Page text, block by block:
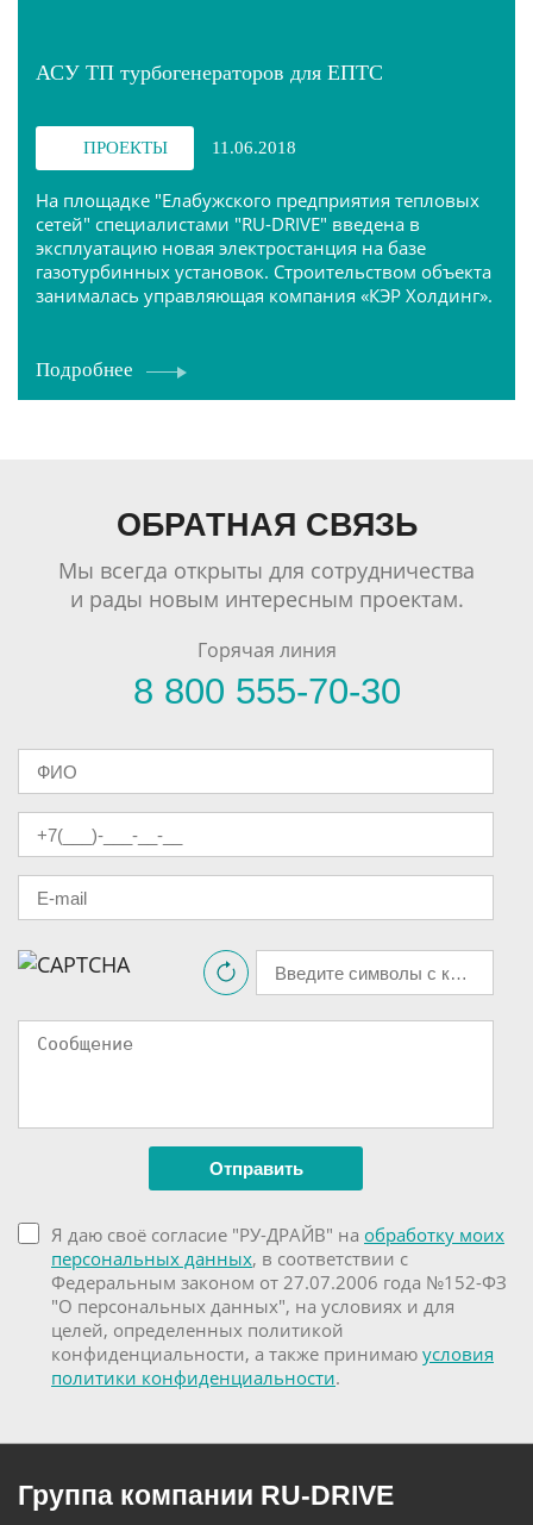
АСУ ТП турбогенераторов для ЕПТС
ПРОЕКТЫ 11.06.2018
На площадке "Елабужского предприятия тепловых
сетей" специалистами "RU-DRIVE" введена в
эксплуатацию новая электростанция на базе
газотурбинных установок. Строительством объекта
занималась управляющая компания «КЭР Холдинг».
Подробнее
ОБРАТНАЯ СВЯЗЬ
Мы всегда открыты для сотрудничества
и рады новым интересным проектам.
Горячая линия
8 800 555-70-30
Я даю своё согласие "РУ-ДРАЙВ" на обработку моих
персональных данных, в соответствии с
Федеральным законом от 27.07.2006 года №152-ФЗ
"О персональных данных", на условиях и для
целей, определенных политикой
конфиденциальности, а также принимаю условия
политики конфиденциальности.
Группа компании RU-DRIVE